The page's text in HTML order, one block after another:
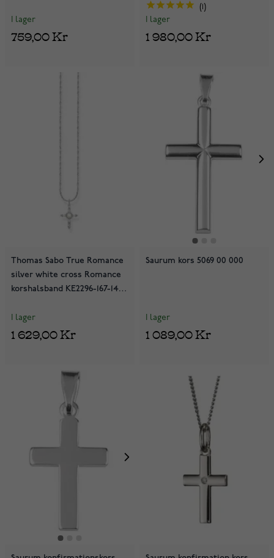
I lager
759,00 Kr
I lager
1 980,00 Kr
Thomas Sabo True Romance
silver white cross Romance
korshalsband KE2296-167-14-
I lager
1 629,00 Kr
Saurum kors 5069 00 000
I lager
1 089,00 Kr